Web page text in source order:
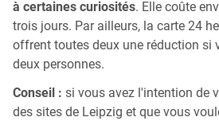
à certaines curiosités. Elle coûte
trois jours. Par ailleurs, la carte 24
offrent toutes deux une réduction si
deux personnes.
Conseil : si vous avez l'intention de
des sites de Leipzig et que vous